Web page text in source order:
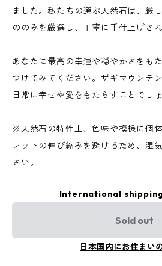
ました。私たちの選ぶ天然石は、厳
ののみを厳選し、丁寧に手仕上げされ
あなたに最高の幸運や穏やかさをも
つけてみてください。ザギマウンテ
日常に幸せや愛をもたらすことでしょ
※天然石の特性上、色味や模様に個
レットの伸び縮みを避けるため、湿
さい。
International
Sold out
日本国内にお住まい